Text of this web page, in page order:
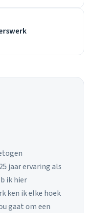
jaar ervaring als
ik hier
ken ik elke hoek
gaat om een